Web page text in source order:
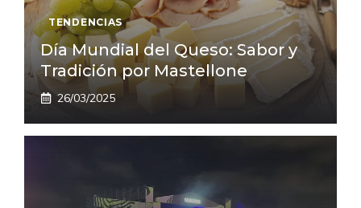
TENDENCIAS
Día Mundial del Queso: Sabor y
Tradición por Mastellone
26/03/2025